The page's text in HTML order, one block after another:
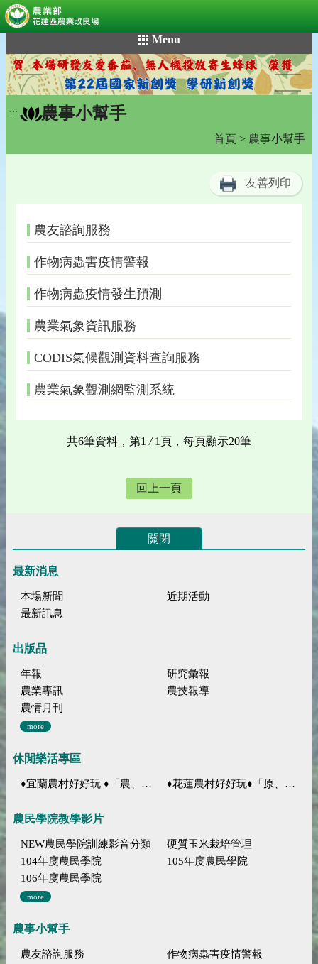
到
主
要
內
容
Menu
::: 農事小幫手
首頁 > 農事小幫手
友善列印
農友諮詢服務
作物病蟲害疫情警報
作物病蟲疫情發生預測
農業氣象資訊服務
CODIS氣候觀測資料查詢服務
農業氣象觀測網監測系統
共6筆資料，第1 /1頁，每頁顯示20筆
回上一頁
關閉
最新消息
本場新聞
近期活動
最新訊息
出版品
年報
研究彙報
農業專訊
農技報導
農情月刊
more
休閒樂活專區
♦宜蘭農村好好玩 ♦「農、藝、山、水」四條遊程推薦 ♦花蓮農村好好玩♦「原、生、慢、活」四條遊程推薦
農民學院教學影片
NEW農民學院訓練影音分類
硬質玉米栽培管理
104年度農民學院
105年度農民學院
106年度農民學院
more
農事小幫手
農友諮詢服務
作物病蟲害疫情警報